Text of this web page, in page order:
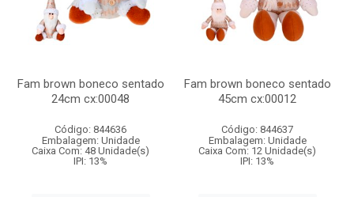
Fam brown boneco sentado
24cm cx:00048
Código: 844636
Embalagem: Unidade
Caixa Com: 48 Unidade(s)
IPI: 13%
Fam brown boneco sentado
45cm cx:00012
Código: 844637
Embalagem: Unidade
Caixa Com: 12 Unidade(s)
IPI: 13%